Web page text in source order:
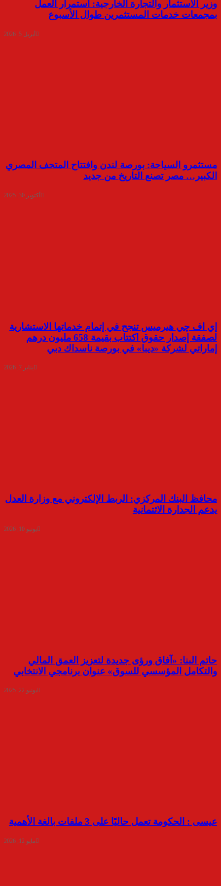
وزير الاستثمار والتجارة الخارجية: استمرار العمل
بمجمعات خدمات المستثمرين طوال الأسبوع
أبريل 5, 2026
مستثمرو السياحة: بورصة لندن وافتتاح المتحف المصري
الكبير… مصر تصنع التاريخ من جديد
أكتوبر 30, 2025
إي اف چي هيرميس تنجح في إتمام خدماتها الاستشارية
لصفقة إصدار حقوق اكتتاب بقيمة 658 مليون درهم
إماراتي لشركة «ديبا» في بورصة ناسداك دبي
يناير 7, 2026
محافظ البنك المركزي: الربط الإلكتروني مع وزارة العدل
يدعم الجدارة الائتمانية
يونيو 10, 2026
حاتم البنا: «آفاق ورؤى جديدة لتعزيز العمق المالي
والتكامل المؤسسي للسوق» عنوان برنامجي الانتخابي
يونيو 22, 2025
عيسى : الحكومة تعمل حاليًا على 3 ملفات بالغة الأهمية
مايو 12, 2026